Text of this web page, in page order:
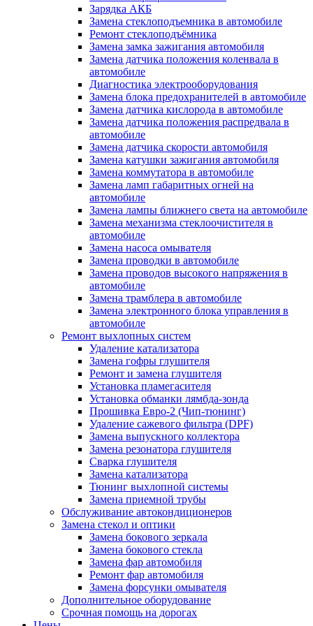
Зарядка АКБ
Замена стеклоподъемника в автомобиле
Ремонт стеклоподъёмника
Замена замка зажигания автомобиля
Замена датчика положения коленвала в
автомобиле
Диагностика электрооборудования
Замена блока предохранителей в автомобиле
Замена датчика кислорода в автомобиле
Замена датчика положения распредвала в
автомобиле
Замена датчика скорости автомобиля
Замена катушки зажигания автомобиля
Замена коммутатора в автомобиле
Замена ламп габаритных огней на
автомобиле
Замена лампы ближнего света на автомобиле
Замена механизма стеклоочистителя в
автомобиле
Замена насоса омывателя
Замена проводки в автомобиле
Замена проводов высокого напряжения в
автомобиле
Замена трамблера в автомобиле
Замена электронного блока управления в
автомобиле
Ремонт выхлопных систем
Удаление катализатора
Замена гофры глушителя
Ремонт и замена глушителя
Установка пламегасителя
Установка обманки лямбда-зонда
Прошивка Евро-2 (Чип-тюнинг)
Удаление сажевого фильтра (DPF)
Замена выпускного коллектора
Замена резонатора глушителя
Сварка глушителя
Замена катализатора
Тюнинг выхлопной системы
Замена приемной трубы
Обслуживание автокондиционеров
Замена стекол и оптики
Замена бокового зеркала
Замена бокового стекла
Замена фар автомобиля
Ремонт фар автомобиля
Замена форсунки омывателя
Дополнительное оборудование
Срочная помощь на дорогах